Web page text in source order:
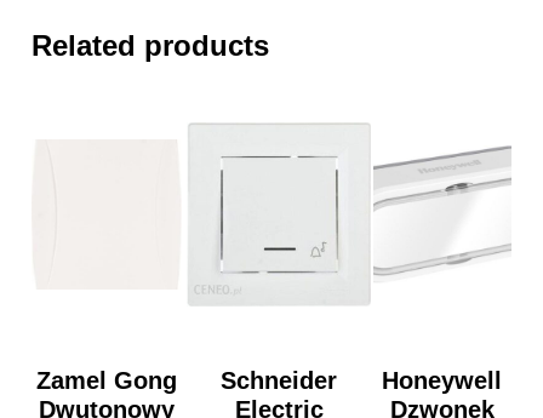
Related products
Zamel Gong
Dwutonowy
Honeywell
Dzwonek
Schneider
Electric